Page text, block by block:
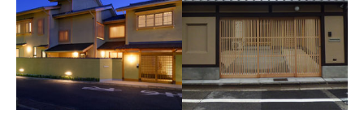
大亀谷住宅 様 月光荘 様